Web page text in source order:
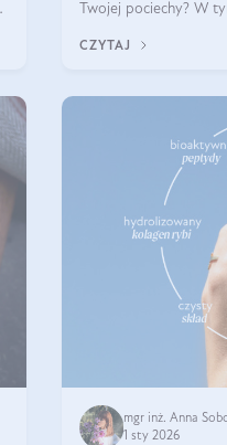
Twojej pociechy? W
CZYTAJ
mgr inż. Anna
1 sty 2026